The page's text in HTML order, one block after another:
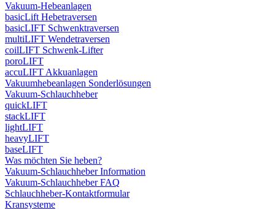
Vakuum-Hebeanlagen
basicLift Hebetraversen
basicLIFT Schwenktraversen
multiLIFT Wendetraversen
coilLIFT Schwenk-Lifter
poroLIFT
accuLIFT Akkuanlagen
Vakuumhebeanlagen Sonderlösungen
Vakuum-Schlauchheber
quickLIFT
stackLIFT
lightLIFT
heavyLIFT
baseLIFT
Was möchten Sie heben?
Vakuum-Schlauchheber Information
Vakuum-Schlauchheber FAQ
Schlauchheber-Kontaktformular
Kransysteme